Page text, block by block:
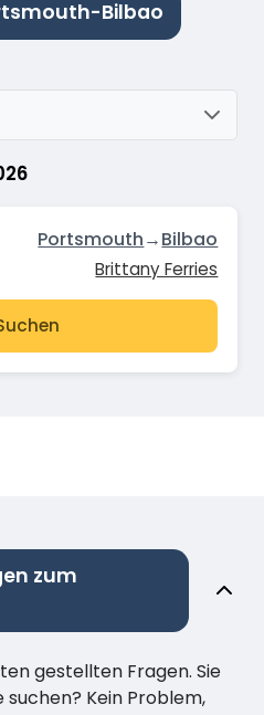
Bilbao
Portsmouth→Bilbao
Brittany Ferries
zum
gestellten Fragen. Sie
Kein Problem,